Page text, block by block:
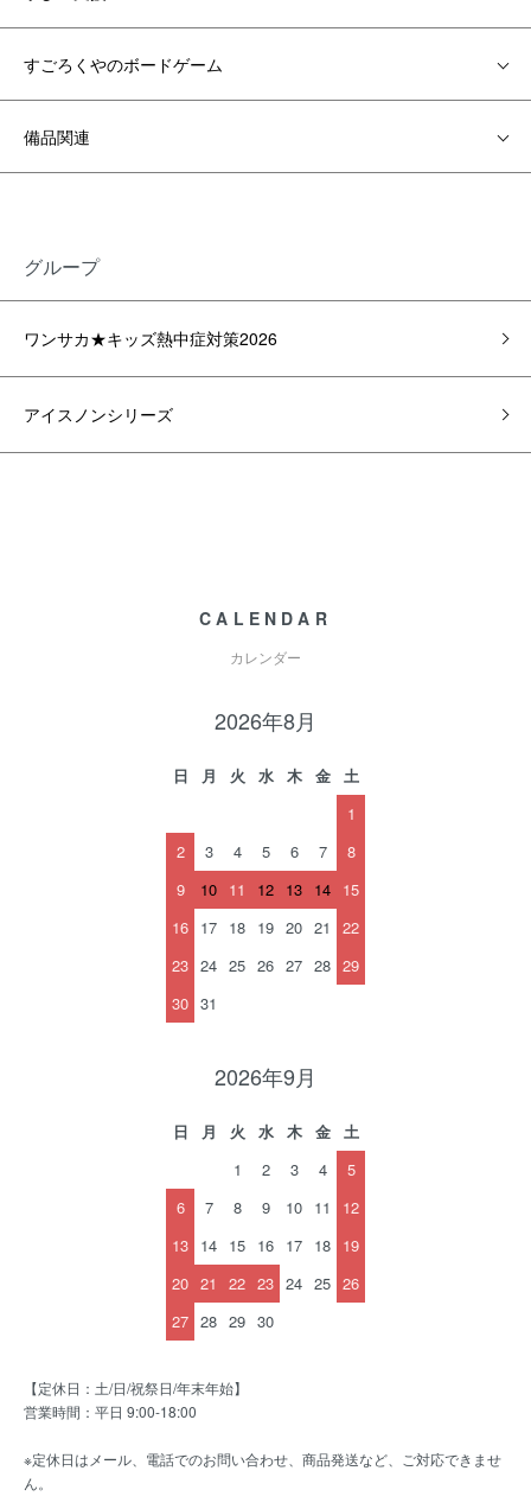
すごろくやのボードゲーム
備品関連
グループ
ワンサカ★キッズ熱中症対策2026
アイスノンシリーズ
CALENDAR
カレンダー
2026年8月
日 月 火 水 木 金
土
1
2
3 4 5 6 7
8
9
10 11 12 13 14 15
16 17 18 19 20 21
22
23 24 25 26 27 28 29
30 31
2026年9月
日 月 火 水 木 金
土
1
2 3 4
5
6
7 8 9 10 11
12
13 14 15 16 17 18 19
20 21 22 23 24 25 26
27 28 29 30
【定休日：土/日/祝祭日/年末年始】
営業時間：平日 9:00-18:00
※定休日はメール、電話でのお問い合わせ、商品発送など、ご対応できませ
ん。